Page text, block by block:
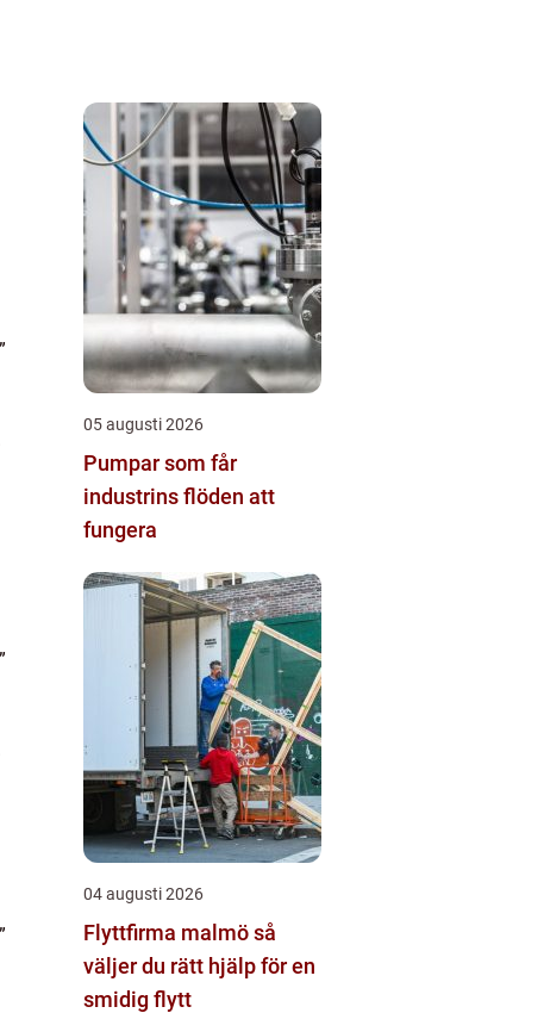
05 augusti 2026
Pumpar som får
industrins flöden att
fungera
04 augusti 2026
Flyttfirma malmö så
väljer du rätt hjälp för en
smidig flytt